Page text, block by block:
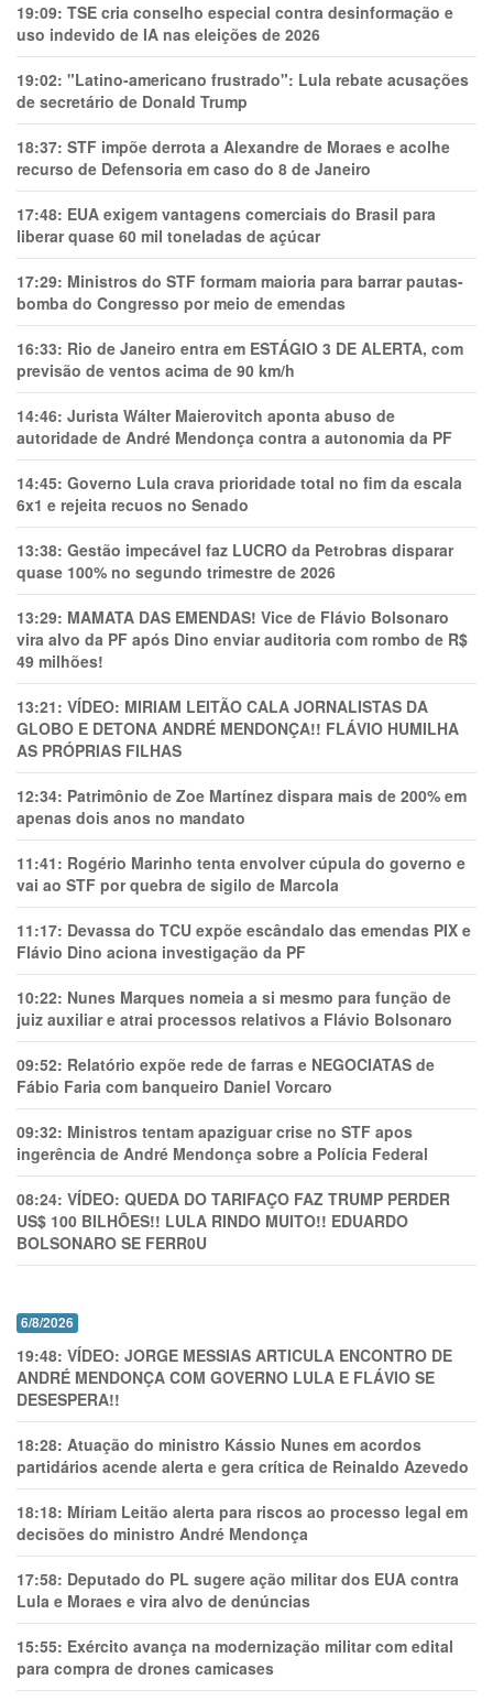
19:09: TSE cria conselho especial contra desinformação e
uso indevido de IA nas eleições de 2026
19:02: "Latino-americano frustrado": Lula rebate acusações
de secretário de Donald Trump
18:37: STF impõe derrota a Alexandre de Moraes e acolhe
recurso de Defensoria em caso do 8 de Janeiro
17:48: EUA exigem vantagens comerciais do Brasil para
liberar quase 60 mil toneladas de açúcar
17:29: Ministros do STF formam maioria para barrar pautas-
bomba do Congresso por meio de emendas
16:33: Rio de Janeiro entra em ESTÁGIO 3 DE ALERTA, com
previsão de ventos acima de 90 km/h
14:46: Jurista Wálter Maierovitch aponta abuso de
autoridade de André Mendonça contra a autonomia da PF
14:45: Governo Lula crava prioridade total no fim da escala
6x1 e rejeita recuos no Senado
13:38: Gestão impecável faz LUCRO da Petrobras disparar
quase 100% no segundo trimestre de 2026
13:29: MAMATA DAS EMENDAS! Vice de Flávio Bolsonaro
vira alvo da PF após Dino enviar auditoria com rombo de R$
49 milhões!
13:21: VÍDEO: MIRIAM LEITÃO CALA JORNALISTAS DA
GLOBO E DETONA ANDRÉ MENDONÇA!! FLÁVIO HUMILHA
AS PRÓPRIAS FILHAS
12:34: Patrimônio de Zoe Martínez dispara mais de 200% em
apenas dois anos no mandato
11:41: Rogério Marinho tenta envolver cúpula do governo e
vai ao STF por quebra de sigilo de Marcola
11:17: Devassa do TCU expõe escândalo das emendas PIX e
Flávio Dino aciona investigação da PF
10:22: Nunes Marques nomeia a si mesmo para função de
juiz auxiliar e atrai processos relativos a Flávio Bolsonaro
09:52: Relatório expõe rede de farras e NEGOCIATAS de
Fábio Faria com banqueiro Daniel Vorcaro
09:32: Ministros tentam apaziguar crise no STF apos
ingerência de André Mendonça sobre a Polícia Federal
08:24: VÍDEO: QUEDA DO TARIFAÇO FAZ TRUMP PERDER
US$ 100 BILHÕES!! LULA RINDO MUITO!! EDUARDO
BOLSONARO SE FERR0U
6/8/2026
19:48: VÍDEO: JORGE MESSIAS ARTICULA ENCONTRO DE
ANDRÉ MENDONÇA COM GOVERNO LULA E FLÁVIO SE
DESESPERA!!
18:28: Atuação do ministro Kássio Nunes em acordos
partidários acende alerta e gera crítica de Reinaldo Azevedo
18:18: Míriam Leitão alerta para riscos ao processo legal em
decisões do ministro André Mendonça
17:58: Deputado do PL sugere ação militar dos EUA contra
Lula e Moraes e vira alvo de denúncias
15:55: Exército avança na modernização militar com edital
para compra de drones camicases